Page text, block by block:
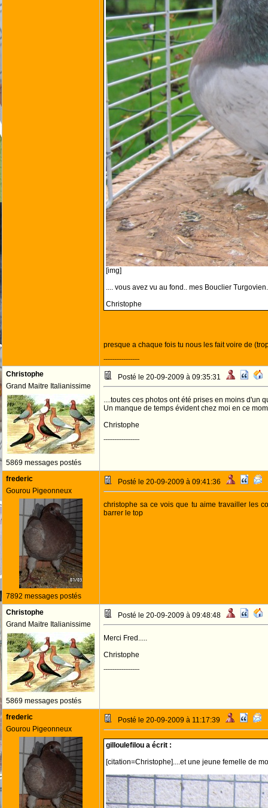
[img]
.... vous avez vu au fond.. mes Bouclier
Christophe
presque a chaque fois tu nous les fait voire de
--------------------
Christophe
Grand Maitre Italianissime
5869 messages postés
Posté le 20-09-2009 à 09:35:31
....toutes ces photos ont été prises en moins d'un
Un manque de temps évident chez moi en ce
Christophe
--------------------
frederic
Gourou Pigeonneux
7892 messages postés
Posté le 20-09-2009 à 09:41:36
christophe sa ce vois que tu aime travailler les
barrer le top
Christophe
Grand Maitre Italianissime
5869 messages postés
Posté le 20-09-2009 à 09:48:48
Merci Fred.....
Christophe
--------------------
frederic
Gourou Pigeonneux
Posté le 20-09-2009 à 11:17:39
gilloulefilou a écrit :
[citation=Christophe]....et une jeune femelle de